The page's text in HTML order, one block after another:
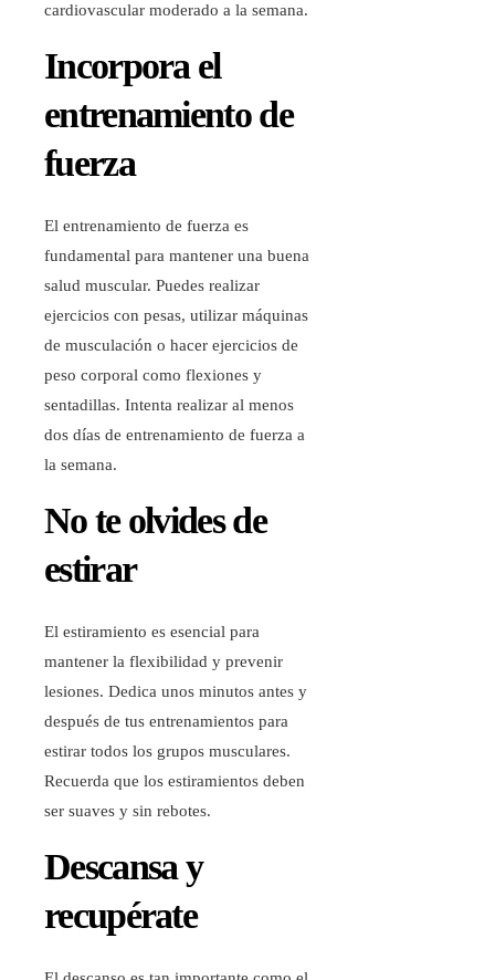
cardiovascular moderado a la semana.
Incorpora el
entrenamiento de
fuerza
El entrenamiento de fuerza es
fundamental para mantener una buena
salud muscular. Puedes realizar
ejercicios con pesas, utilizar máquinas
de musculación o hacer ejercicios de
peso corporal como flexiones y
sentadillas. Intenta realizar al menos
dos días de entrenamiento de fuerza a
la semana.
No te olvides de
estirar
El estiramiento es esencial para
mantener la flexibilidad y prevenir
lesiones. Dedica unos minutos antes y
después de tus entrenamientos para
estirar todos los grupos musculares.
Recuerda que los estiramientos deben
ser suaves y sin rebotes.
Descansa y
recupérate